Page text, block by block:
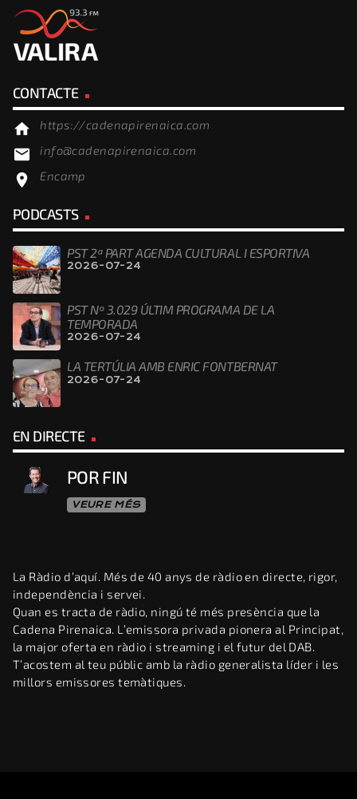
CONTACTE
home https://cadenapirenaica.com
email info@cadenapirenaica.com
location_on Encamp
PODCASTS
PST 2ª PART AGENDA CULTURAL I ESPORTIVA
2026-07-24
PST Nº 3.029 ÚLTIM PROGRAMA DE LA
TEMPORADA
2026-07-24
LA TERTÚLIA AMB ENRIC FONTBERNAT
2026-07-24
EN DIRECTE
POR FIN
VEURE MÉS
La Ràdio d’aquí. Més de 40 anys de ràdio en directe, rigor,
independència i servei.
Quan es tracta de ràdio, ningú té més presència que la
Cadena Pirenaica. L’emissora privada pionera al Principat,
la major oferta en ràdio i streaming i el futur del DAB.
T’acostem al teu públic amb la ràdio generalista líder i les
millors emissores temàtiques.